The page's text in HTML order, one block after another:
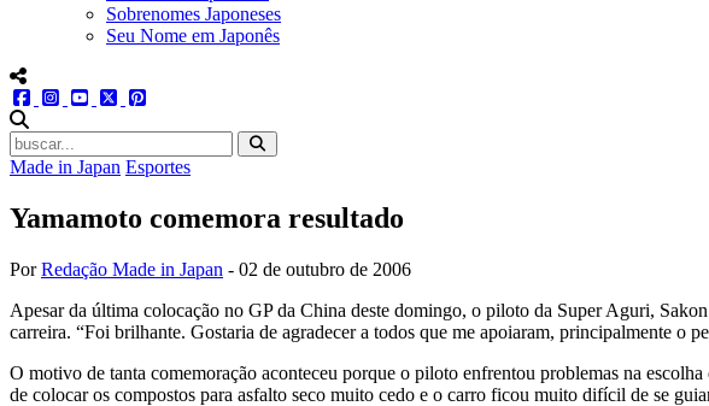
Sobrenomes Japoneses
Seu Nome em Japonês
menu redes social
facebookinstagram
youtube
twitter
Made in Japan Esportes
Yamamoto comemora resultado
PorRedação Made in Japan - 02 de outubro de 2006
Apesar da última colocação no GP da China deste domingo, o piloto da Super Aguri,
carreira. “Foi brilhante. Gostaria de agradecer a todos que me apoiaram, principalmente o
O motivo de tanta comemoração aconteceu porque o piloto enfrentou problemas na
de colocar os compostos para asfalto seco muito cedo e o carro ficou muito difícil de se